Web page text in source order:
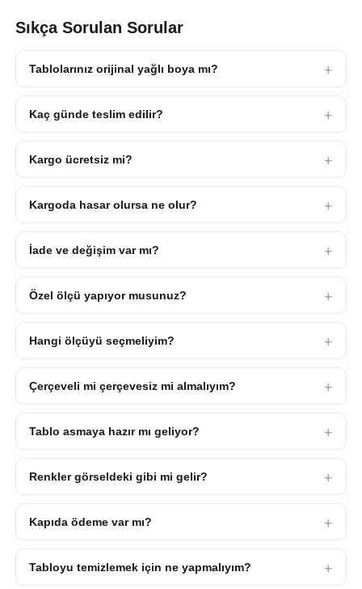
Sıkça Sorulan Sorular
Tablolarınız orijinal yağlı boya mı?
Kaç günde teslim edilir?
Kargo ücretsiz mi?
Kargoda hasar olursa ne olur?
İade ve değişim var mı?
Özel ölçü yapıyor musunuz?
Hangi ölçüyü seçmeliyim?
Çerçeveli mi çerçevesiz mi almalıyım?
Tablo asmaya hazır mı geliyor?
Renkler görseldeki gibi mi gelir?
Kapıda ödeme var mı?
Tabloyu temizlemek için ne yapmalıyım?